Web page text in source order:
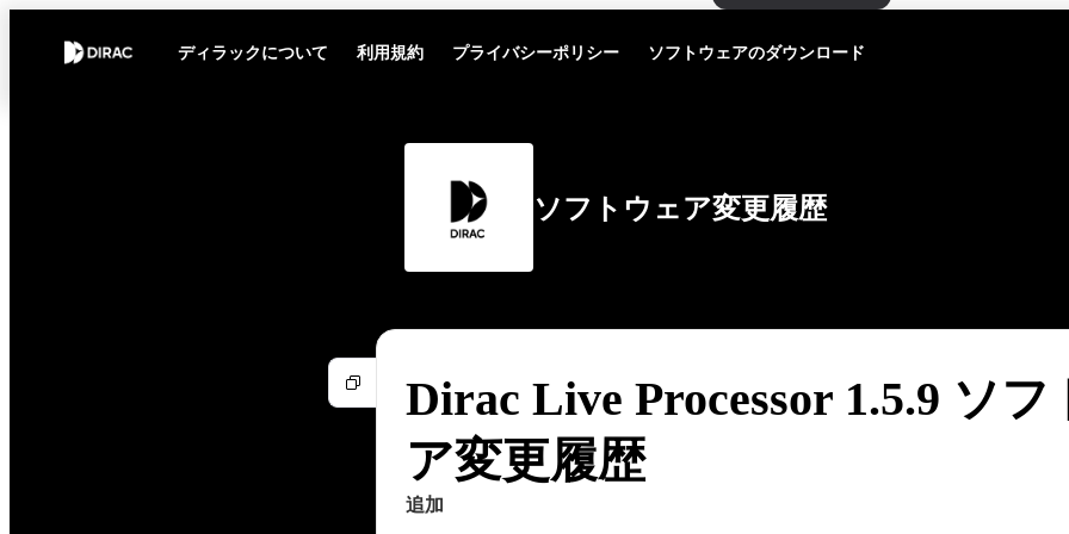
ディラックについて 利用規約 プライバシーポリシー ソフトウェアのダウンロード
ソフトウェア変更履歴
Dirac Live Processor 1.5.9 ソフ
ア変更履歴
追加